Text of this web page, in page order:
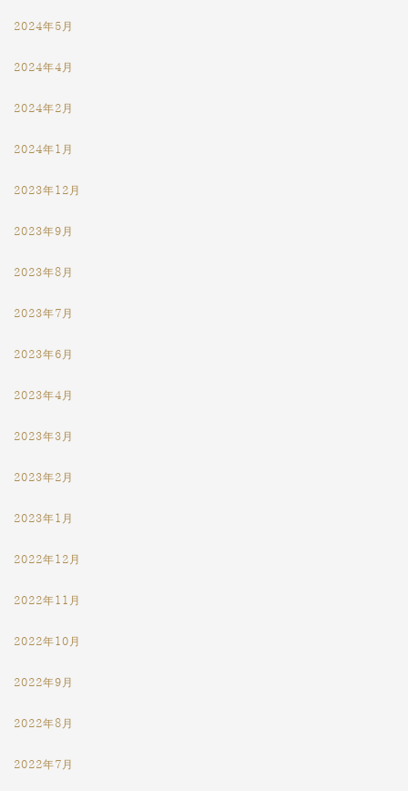
2024年5月
2024年4月
2024年2月
2024年1月
2023年12月
2023年9月
2023年8月
2023年7月
2023年6月
2023年4月
2023年3月
2023年2月
2023年1月
2022年12月
2022年11月
2022年10月
2022年9月
2022年8月
2022年7月